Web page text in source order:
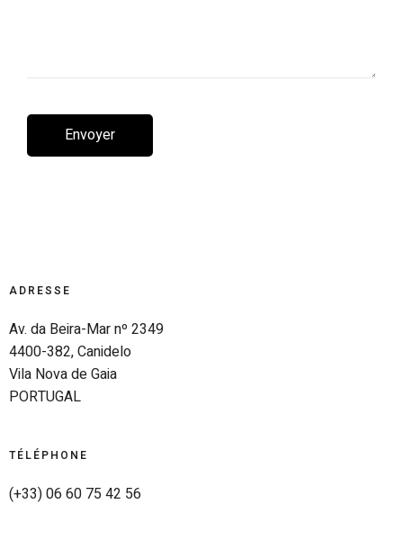
ADRESSE
Av. da Beira-Mar nº 2349
4400-382, Canidelo
Vila Nova de Gaia
PORTUGAL
TÉLÉPHONE
(+33) 06 60 75 42 56